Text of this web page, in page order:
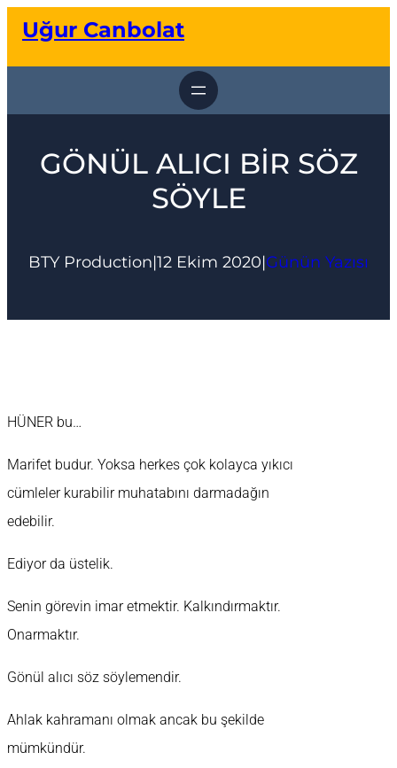
geçUğur Canbolat
GÖNÜL ALICI BİR SÖZ
SÖYLE
BTY Production|12 Ekim 2020|Günün Yazısı
HÜNER bu…
Marifet budur. Yoksa herkes çok kolayca yıkıcı
cümleler kurabilir muhatabını darmadağın
edebilir.
Ediyor da üstelik.
Senin görevin imar etmektir. Kalkındırmaktır.
Onarmaktır.
Gönül alıcı söz söylemendir.
Ahlak kahramanı olmak ancak bu şekilde
mümkündür.